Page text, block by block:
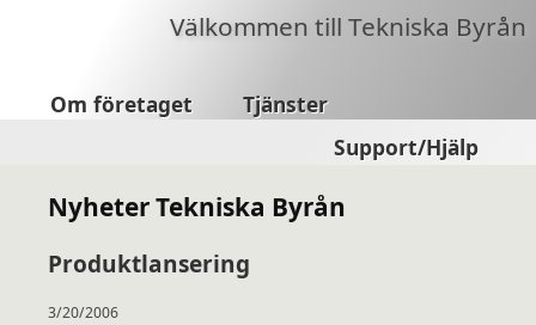
Välkommen till Tekniska Byrån
Om företaget
Tjänster
Support/Hjälp
Nyheter Tekniska Byrån
Produktlansering
3/20/2006